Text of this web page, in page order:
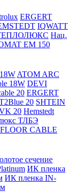
ERGERT
IQWATT
Нац.
EM 150
ATOM ARC
18W DEVI
20 ERGERT
20 SHTEIN
20 Hemstedt
ТЛБЭ
CABLE
сечение
ИК пленка
ИК пленка IN-